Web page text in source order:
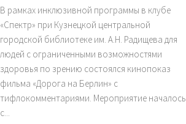
В рамках инклюзивной программы в клубе
«Спектр» при Кузнецкой центральной
городской библиотеке им. А.Н. Радищева для
людей с ограниченными возможностями
здоровья по зрению состоялся кинопоказ
фильма «Дорога на Берлин» с
тифлокомментариями. Мероприятие началось
с...